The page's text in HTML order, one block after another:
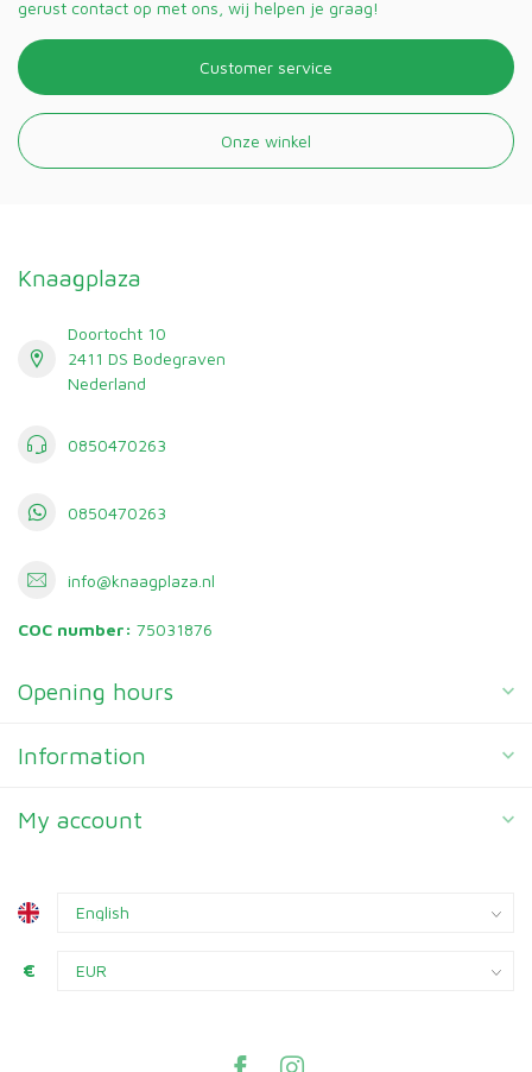
gerust contact op met ons, wij helpen je graag!
Customer service
Onze winkel
Knaagplaza
Doortocht 10
2411 DS Bodegraven
Nederland
0850470263
0850470263
info@knaagplaza.nl
COC number: 75031876
Opening hours
Information
My account
€